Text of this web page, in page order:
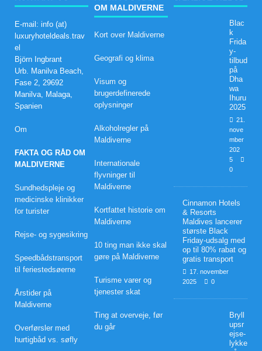
E-mail: info (at)
luxuryhoteldeals.trav
el
Björn Ingbrant
Urb. Manilva Beach,
Fase 2, 29692
Manilva, Malaga,
Spanien
Om
FAKTA OG RÅD OM
MALDIVERNE
Sundhedspleje og
medicinske klinikker
for turister
Rejse- og sygesikring
Speedbådstransport
til feriestedsøerne
Årstider på
Maldiverne
Overførsler med
hurtigbåd vs. søfly
OM MALDIVERNE
Kort over Maldiverne
Geografi og klima
Visum og
brugerdefinerede
oplysninger
Alkoholregler på
Maldiverne
Internationale
flyvninger til
Maldiverne
Kortfattet historie om
Maldiverne
10 ting man ikke skal
gøre på Maldiverne
Turisme varer og
tjenester skat
Ting at overveje, før
du går
Blac
k
Frida
y-
tilbud
på
Dha
wa
Ihuru
2025
21.
nove
mber
202
5
0
Cinnamon Hotels
& Resorts
Maldives lancerer
største Black
Friday-udsalg med
op til 80% rabat og
gratis transport
17. november
2025
0
Bryll
upsr
ejse-
lykke